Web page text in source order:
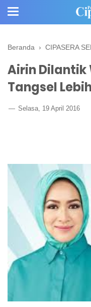
Beranda › CIPASERA
Airin Dilantik
Tangsel
Selasa, 19 April 2016